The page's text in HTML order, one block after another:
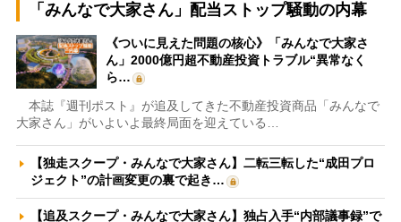
「みんなで大家さん」配当ストップ騒動の内幕
《ついに見えた問題の核心》「みんなで大家さ
ん」2000億円超不動産投資トラブル“異常なく
ら…
本誌『週刊ポスト』が追及してきた不動産投資商品「みんなで
大家さん」がいよいよ最終局面を迎えている…
【独走スクープ・みんなで大家さん】二転三転した“成田プロ
ジェクト”の計画変更の裏で起き…
【追及スクープ・みんなで大家さん】独占入手“内部議事録”で